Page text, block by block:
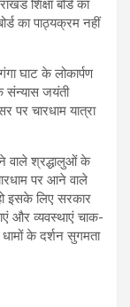
शिक्षा बोर्ड का
का पाठ्यक्रम नहीं
घाट के लोकार्पण
संन्यास जयंती
पर चारधाम यात्रा
वाले श्रद्धालुओं के
पर आने वाले
इसके लिए सरकार
और व्यवस्थाएं चाक-
धामों के दर्शन सुगमता